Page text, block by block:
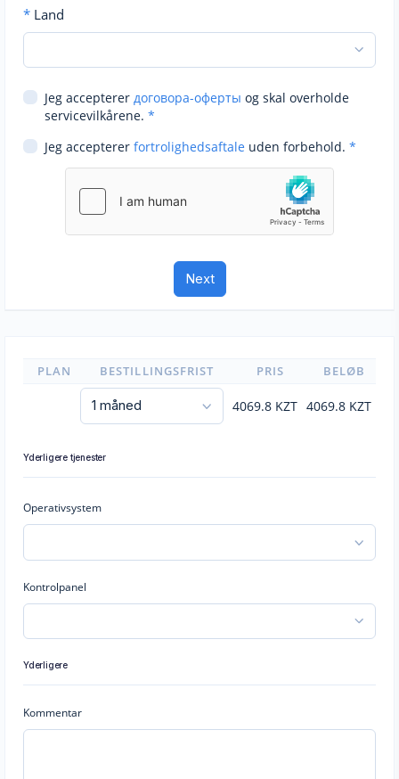
* Land
Jeg accepterer договора-оферты og skal overholde
servicevilkårene. *
Jeg accepterer fortrolighedsaftale uden forbehold. *
PLAN BESTILLINGSFRIST PRIS BELØB
4069.8 KZT 4069.8 KZT
Yderligere tjenester
Operativsystem
Kontrolpanel
Yderligere
Kommentar